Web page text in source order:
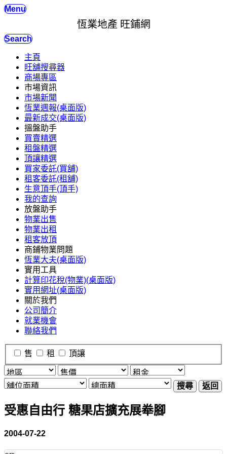
Menu
恆業地產 旺鋪網
Search
主頁
旺舖搜尋器
商場專區
市場資訊
市場新聞
恆業週報(桌面版)
最新成交(桌面版)
搵盤助手
買賣精選
租盤精選
頂讓精選
買家委託(買舖)
租客委託(租舖)
生意頂手(頂手)
我的查詢
放盤助手
物業出售
物業出租
租客放頂
商鋪物業問題
恆業大夫(桌面版)
實用工具
計算印花稅(物業)(桌面版)
實用網址(桌面版)
關於我們
公司簡介
就業機會
聯絡我們
售 租 頂讓
搜尋 返回
受惠自由行 糖果店擴充展牶腳
2004-07-22